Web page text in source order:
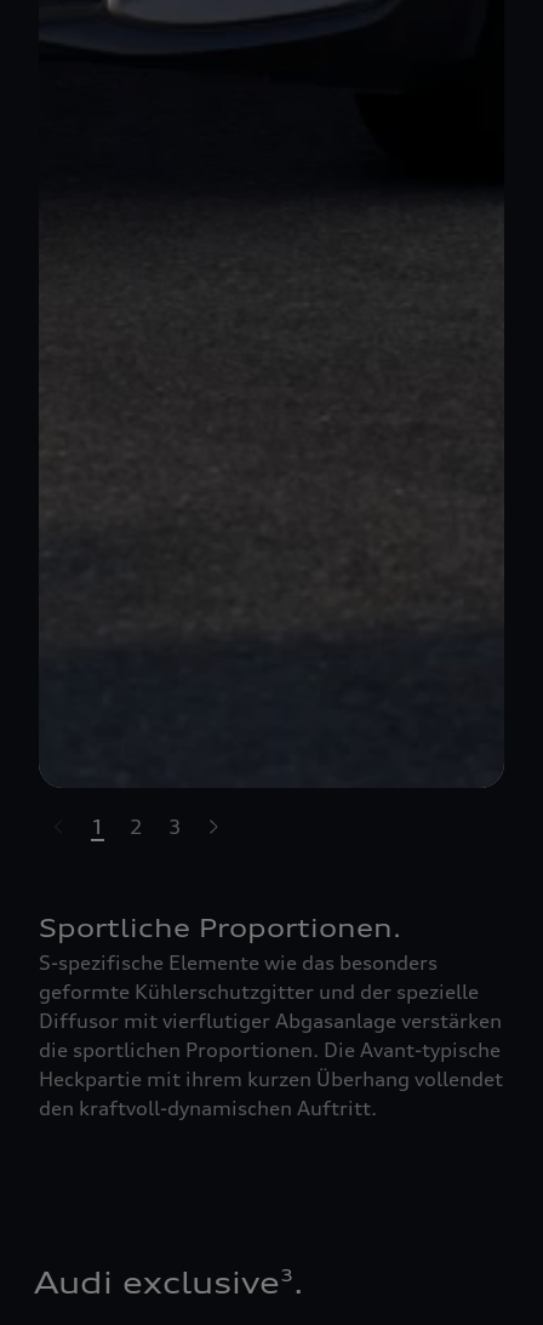
highlights.skipLinkText__
1 2 3
Sportliche Proportionen.
S-spezifische Elemente wie das besonders
geformte Kühlerschutzgitter und der spezielle
Diffusor mit vierflutiger Abgasanlage verstärken
die sportlichen Proportionen. Die Avant-typische
Heckpartie mit ihrem kurzen Überhang vollendet
den kraftvoll-dynamischen Auftritt.
Audi exclusive3.